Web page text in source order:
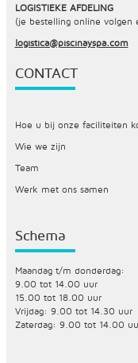
LOGISTIEKE AFDELING
(je bestelling online volgen
logistica@piscinayspa.com
CONTACT
Hoe u bij onze faciliteiten
Wie we zijn
Team
Werk met ons samen
Schema
Maandag t/m donderdag:
9.00 tot 14.00 uur
15.00 tot 18.00 uur
Vrijdag: 9.00 tot 14.30 uur
Zaterdag: 9.00 tot 14.00